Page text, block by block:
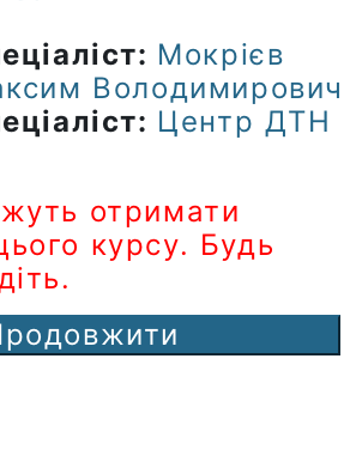
Мокрієв
Володимирович
Центр ДТН
отримати
курсу. Будь